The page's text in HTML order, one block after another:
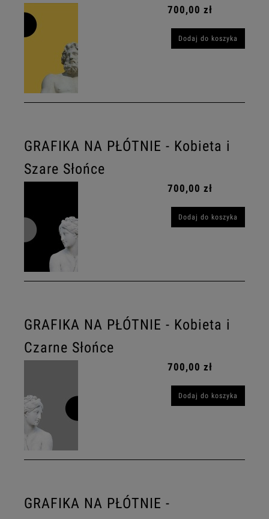
700,00 zł
Dodaj do koszyka
GRAFIKA NA PŁÓTNIE - Kobieta i
Szare Słońce
700,00 zł
Dodaj do koszyka
GRAFIKA NA PŁÓTNIE - Kobieta i
Czarne Słońce
700,00 zł
Dodaj do koszyka
GRAFIKA NA PŁÓTNIE -